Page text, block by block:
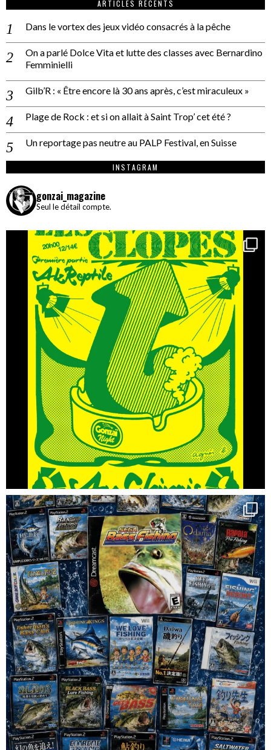
ARTICLES RÉCENTS
Dans le vortex des jeux vidéo consacrés à la pêche
On a parlé Dolce Vita et lutte des classes avec Bernardino
Femminielli
Gilb’R : « Être encore là 30 ans après, c’est miraculeux »
Plage de Rock : et si on allait à Saint Trop’ cet été ?
Un reportage pas neutre au PALP Festival, en Suisse
INSTAGRAM
gonzai_magazine
Seul le détail compte.